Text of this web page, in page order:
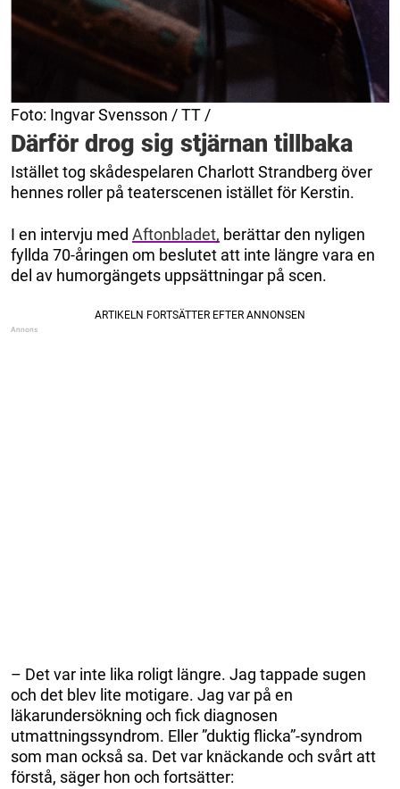
Foto: Ingvar Svensson / TT /
Därför drog sig stjärnan tillbaka
Istället tog skådespelaren Charlott Strandberg över
hennes roller på teaterscenen istället för Kerstin.
I en intervju med Aftonbladet, berättar den nyligen
fyllda 70-åringen om beslutet att inte längre vara en
del av humorgängets uppsättningar på scen.
– Det var inte lika roligt längre. Jag tappade sugen
och det blev lite motigare. Jag var på en
läkarundersökning och fick diagnosen
utmattningssyndrom. Eller ”duktig flicka”-syndrom
som man också sa. Det var knäckande och svårt att
förstå, säger hon och fortsätter: